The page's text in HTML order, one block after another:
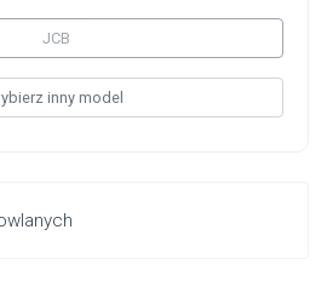
JCB
inny model